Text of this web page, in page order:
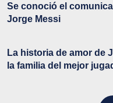
Se conoció el
Jorge Messi
La historia de amor de
la familia del mejor